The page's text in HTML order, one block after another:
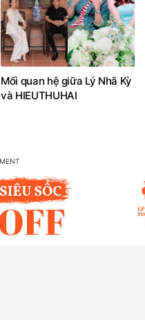
Mối quan hệ giữa Lý Nhã Kỳ
và HIEUTHUHAI